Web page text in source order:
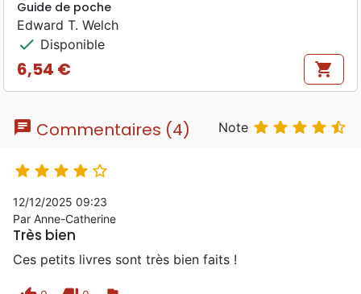
Guide de poche
Edward T. Welch
check Disponible
Prix
6,54 € shopping_cart
chat Commentaires (4) Note     
    
12/12/2025 09:23
Par Anne-Catherine
Très bien
Ces petits livres sont très bien faits !